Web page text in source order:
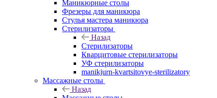
Маникюрные столы
Фрезеры для маникюра
Стулья мастера маникюра
Стерилизаторы
Назад
Стерилизаторы
Кварцитовые стерилизаторы
УФ стерилизаторы
manikjurn-kvartsitovye-sterilizatory
Массажные столы
Назад